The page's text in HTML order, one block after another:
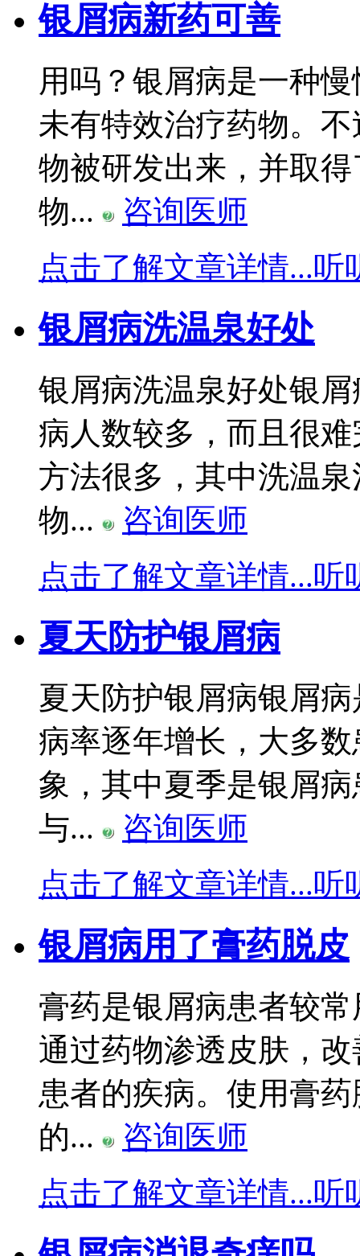
银屑病新药可善
用吗？银屑病是一种
未有特效治疗药物。
物被研发出来，并取
物...
咨询医师
点击了解文章详情...听
银屑病洗温泉好处
银屑病洗温泉好处银
病人数较多，而且很
方法很多，其中洗温
物...
咨询医师
点击了解文章详情...听
夏天防护银屑病
夏天防护银屑病银屑
病率逐年增长，大多
象，其中夏季是银屑
与...
咨询医师
点击了解文章详情...听
银屑病用了膏药脱皮
膏药是银屑病患者较
通过药物渗透皮肤，
患者的疾病。使用膏
的...
咨询医师
点击了解文章详情...听